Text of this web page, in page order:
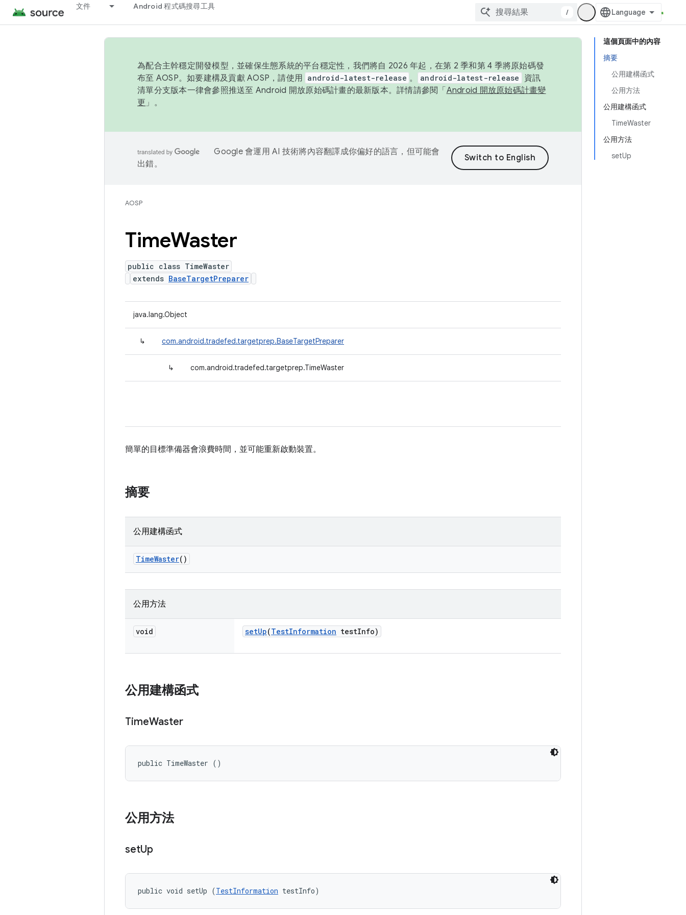
文件 Android 程式碼搜尋工具
/
這個頁面中的內容
摘要
公用建構函式
公用方法
公用建構函式
TimeWaster
公用方法
setUp
為配合主幹穩定開發模型，並確保生態系統的平台穩定性，我們將自 2026 年起，在第 2 季和第 4 季將原始碼發
布至 AOSP。如要建構及貢獻 AOSP，請使用 android-latest-release 。 android-latest-release
資訊
清單分支版本一律會參照推送至 Android 開放原始碼計畫的最新版本。詳情請參閱「 Android 開放原始碼計畫變
更 」。
Google 會運用 AI 技術將內容翻譯成你偏好的語言，但可能會
出錯。
AOSP
TimeWaster
public class TimeWaster
extends BaseTargetPreparer
java.lang.Object
↳ com.android.tradefed.targetprep.BaseTargetPreparer
↳ com.android.tradefed.targetprep.TimeWaster
簡單的目標準備器會浪費時間，並可能重新啟動裝置。
摘要
公用建構函式
TimeWaster()
公用方法
void setUp(TestInformation testInfo)
公用建構函式
TimeWaster
public TimeWaster ()
公用方法
setUp
public void setUp (TestInformation testInfo)